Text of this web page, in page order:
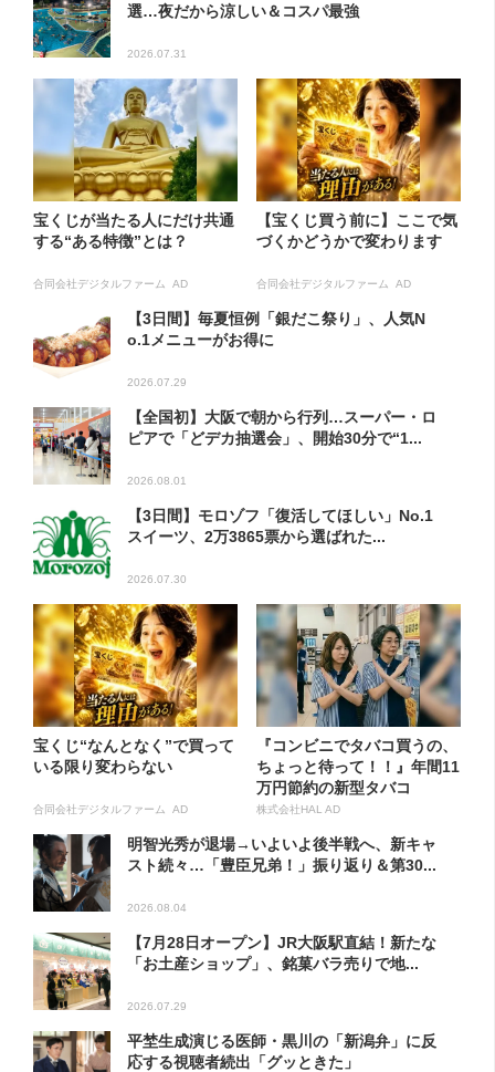
選…夜だから涼しい＆コスパ最強
2026.07.31
宝くじが当たる人にだけ共通
する“ある特徴”とは？
合同会社デジタルファーム AD
【宝くじ買う前に】ここで気
づくかどうかで変わります
合同会社デジタルファーム AD
【3日間】毎夏恒例「銀だこ祭り」、人気N
o.1メニューがお得に
2026.07.29
【全国初】大阪で朝から行列…スーパー・ロ
ピアで「どデカ抽選会」、開始30分で“1...
2026.08.01
【3日間】モロゾフ「復活してほしい」No.1
スイーツ、2万3865票から選ばれた...
2026.07.30
宝くじ“なんとなく”で買って
いる限り変わらない
合同会社デジタルファーム AD
『コンビニでタバコ買うの、
ちょっと待って！！』年間11
万円節約の新型タバコ
株式会社HAL AD
明智光秀が退場→いよいよ後半戦へ、新キャ
スト続々…「豊臣兄弟！」振り返り＆第30...
2026.08.04
【7月28日オープン】JR大阪駅直結！新たな
「お土産ショップ」、銘菓バラ売りで地...
2026.07.29
平埜生成演じる医師・黒川の「新潟弁」に反
応する視聴者続出「グッときた」